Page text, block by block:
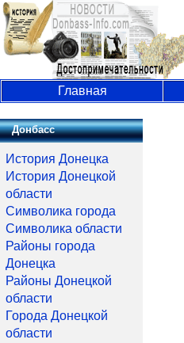
Главная
Донбасс
История Донецка
История Донецкой
области
Символика города
Символика области
Районы города
Донецка
Районы Донецкой
области
Города Донецкой
области